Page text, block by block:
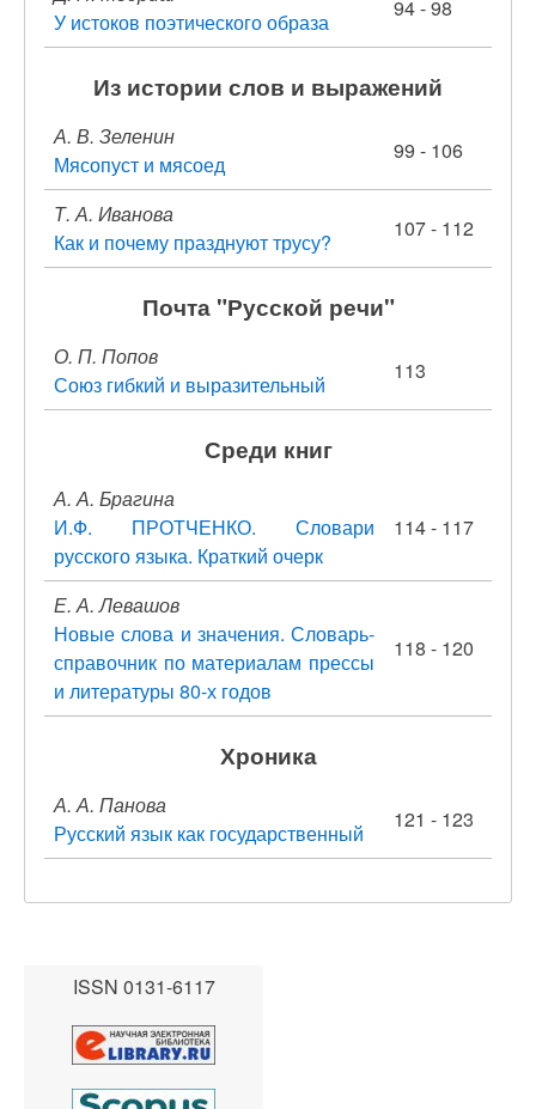
У истоков поэтического образа
94 - 98
Из истории слов и выражений
А. В. Зеленин
Мясопуст и мясоед
99 - 106
Т. А. Иванова
Как и почему празднуют трусу?
107 - 112
Почта "Русской речи"
О. П. Попов
Союз гибкий и выразительный
113
Среди книг
А. А. Брагина
И.Ф. ПРОТЧЕНКО. Словари
русского языка. Краткий очерк
114 - 117
Е. А. Левашов
Новые слова и значения. Словарь-
справочник по материалам прессы
и литературы 80-х годов
118 - 120
Хроника
А. А. Панова
Русский язык как государственный
121 - 123
ISSN 0131-6117